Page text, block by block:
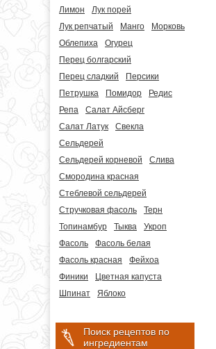
Лимон
Лук порей
Лук репчатый
Манго
Морковь
Облепиха
Огурец
Перец болгарский
Перец сладкий
Персики
Петрушка
Помидор
Редис
Репа
Салат Айсберг
Салат Латук
Свекла
Сельдерей
Сельдерей корневой
Слива
Смородина красная
Стеблевой сельдерей
Стручковая фасоль
Терн
Топинамбур
Тыква
Укроп
Фасоль
Фасоль белая
Фасоль красная
Фейхоа
Финики
Цветная капуста
Шпинат
Яблоко
Поиск рецептов по
ингредиентам